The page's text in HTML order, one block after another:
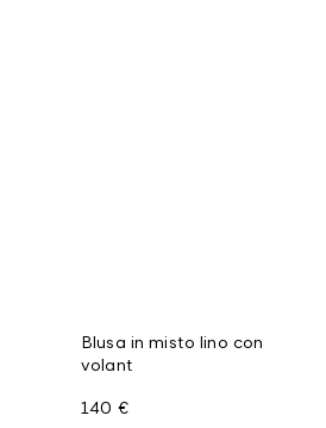
Blusa in misto lino con
volant
140 €